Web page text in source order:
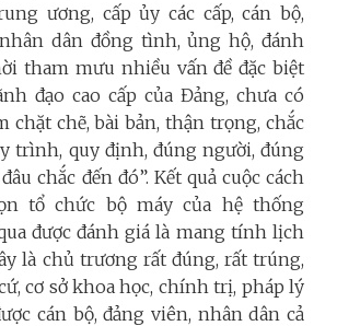
ương, cấp ủy các cấp, cán bộ,
dân đồng tình, ủng hộ, đánh
tham mưu nhiều vấn đề đặc biệt
đạo cao cấp của Đảng, chưa có
chặt chẽ, bài bản, thận trọng, chắc
trình, quy định, đúng người, đúng
chắc đến đó”. Kết quả cuộc cách
tổ chức bộ máy của hệ thống
được đánh giá là mang tính lịch
là chủ trương rất đúng, rất trúng,
cơ sở khoa học, chính trị, pháp lý
cán bộ, đảng viên, nhân dân cả